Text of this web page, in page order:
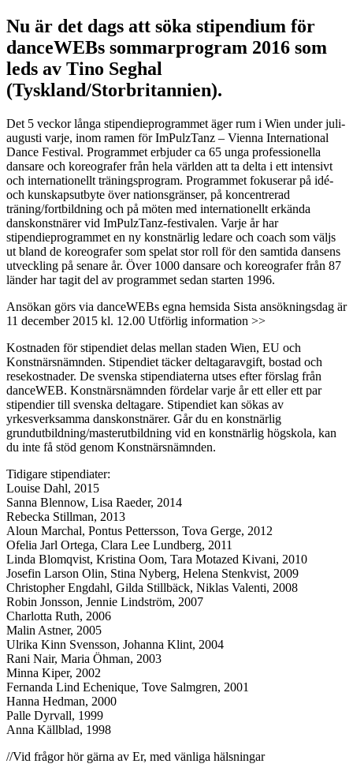
Nu är det dags att söka stipendium för
danceWEBs sommarprogram 2016 som
leds av Tino Seghal
(Tyskland/Storbritannien).
Det 5 veckor långa stipendieprogrammet äger rum i Wien under juli-
augusti varje, inom ramen för ImPulzTanz – Vienna International
Dance Festival. Programmet erbjuder ca 65 unga professionella
dansare och koreografer från hela världen att ta delta i ett intensivt
och internationellt träningsprogram. Programmet fokuserar på idé-
och kunskapsutbyte över nationsgränser, på koncentrerad
träning/fortbildning och på möten med internationellt erkända
danskonstnärer vid ImPulzTanz-festivalen. Varje år har
stipendieprogrammet en ny konstnärlig ledare och coach som väljs
ut bland de koreografer som spelat stor roll för den samtida dansens
utveckling på senare år. Över 1000 dansare och koreografer från 87
länder har tagit del av programmet sedan starten 1996.
Ansökan görs via danceWEBs egna hemsida Sista ansökningsdag är
11 december 2015 kl. 12.00 Utförlig information >>
Kostnaden för stipendiet delas mellan staden Wien, EU och
Konstnärsnämnden. Stipendiet täcker deltagaravgift, bostad och
resekostnader. De svenska stipendiaterna utses efter förslag från
danceWEB. Konstnärsnämnden fördelar varje år ett eller ett par
stipendier till svenska deltagare. Stipendiet kan sökas av
yrkesverksamma danskonstnärer. Går du en konstnärlig
grundutbildning/masterutbildning vid en konstnärlig högskola, kan
du inte få stöd genom Konstnärsnämnden.
Tidigare stipendiater:
Louise Dahl, 2015
Sanna Blennow, Lisa Raeder, 2014
Rebecka Stillman, 2013
Aloun Marchal, Pontus Pettersson, Tova Gerge, 2012
Ofelia Jarl Ortega, Clara Lee Lundberg, 2011
Linda Blomqvist, Kristina Oom, Tara Motazed Kivani, 2010
Josefin Larson Olin, Stina Nyberg, Helena Stenkvist, 2009
Christopher Engdahl, Gilda Stillbäck, Niklas Valenti, 2008
Robin Jonsson, Jennie Lindström, 2007
Charlotta Ruth, 2006
Malin Astner, 2005
Ulrika Kinn Svensson, Johanna Klint, 2004
Rani Nair, Maria Öhman, 2003
Minna Kiper, 2002
Fernanda Lind Echenique, Tove Salmgren, 2001
Hanna Hedman, 2000
Palle Dyrvall, 1999
Anna Källblad, 1998
//Vid frågor hör gärna av Er, med vänliga hälsningar